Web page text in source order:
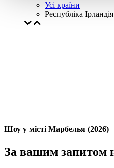
Усі країни
Республіка Ірландія
Шоу у місті Марбелья (2026)
За вашим запитом